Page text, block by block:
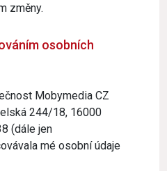
změny.
osobních
Mobymedia CZ
244/18, 16000
(dále jen
mé osobní údaje